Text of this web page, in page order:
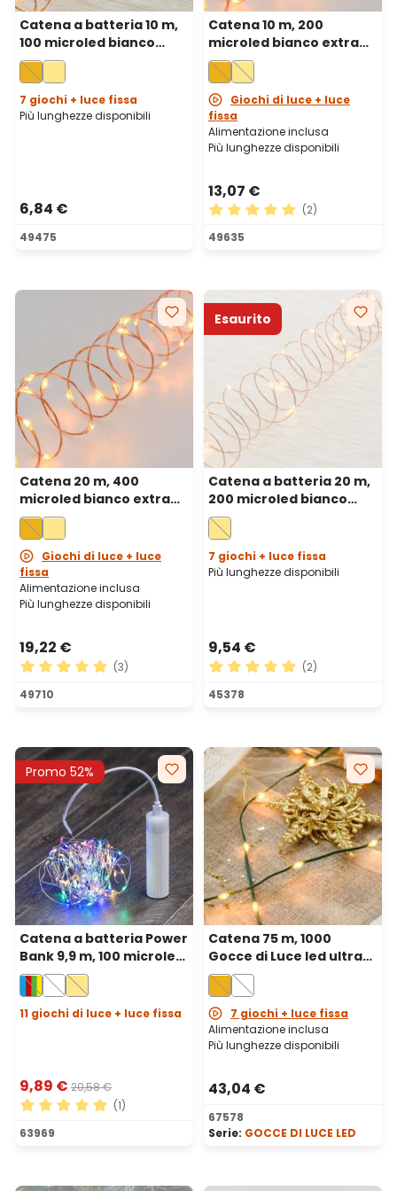
Catena a batteria 10 m,
100 microled bianco
extra caldo, cavo metal
rame
7 giochi + luce fissa
Più lunghezze disponibili
6,84 €
49475
Catena 10 m, 200
microled bianco extra
caldo, cavo metal rame
Giochi di luce + luce
fissa
Alimentazione inclusa
Più lunghezze disponibili
13,07 €
Valutazione media di 5 su
(2)
49635
Catena 20 m, 400
microled bianco extra
caldo, cavo metal rame
Giochi di luce + luce
fissa
Alimentazione inclusa
Più lunghezze disponibili
19,22 €
Valutazione media di 5 su 5 stelle
(3)
49710
Esaurito
Catena a batteria 20 m,
200 microled bianco
caldo, cavo metal rame
7 giochi + luce fissa
Più lunghezze disponibili
9,54 €
Valutazione media di 5 su
(2)
45378
Promo 52%
Catena a batteria Power
Bank 9,9 m, 100 microled
multicolor, cavo metal
argento
11 giochi di luce + luce fissa
9,89 € 20,58 €
Valutazione media di 5 su 5 stelle
(1)
63969
Catena 75 m, 1000
Gocce di Luce led ultra
luminosi bianco extra
caldo, cavo verde
7 giochi + luce fissa
Alimentazione inclusa
Più lunghezze disponibili
43,04 €
67578
Serie: GOCCE DI LUCE LED